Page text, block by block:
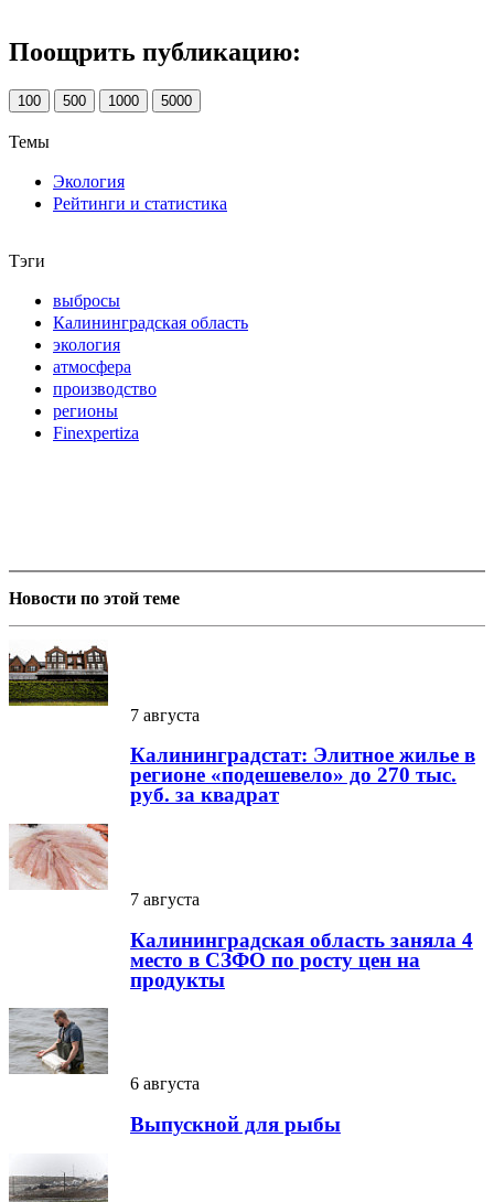
Поощрить публикацию:
100 500 1000 5000
Темы
Экология
Рейтинги и статистика
Тэги
выбросы
Калининградская область
экология
атмосфера
производство
регионы
Finexpertiza
Новости по этой теме
7 августа
Калининградстат: Элитное жилье в
регионе «подешевело» до 270 тыс.
руб. за квадрат
7 августа
Калининградская область заняла 4
место в СЗФО по росту цен на
продукты
6 августа
Выпускной для рыбы